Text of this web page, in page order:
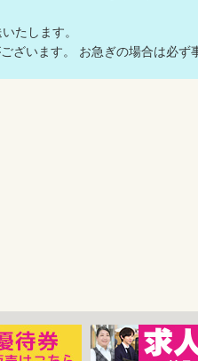
たします。
います。 お急ぎの場合は必ず